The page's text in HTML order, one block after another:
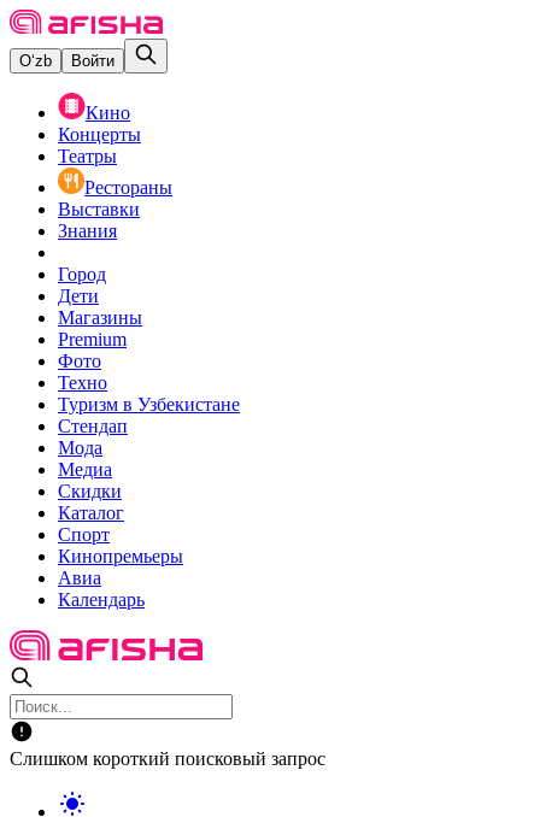
O‘zb Войти
Кино
Концерты
Театры
Рестораны
Выставки
Знания
Город
Дети
Магазины
Premium
Фото
Техно
Туризм в Узбекистане
Стендап
Мода
Медиа
Скидки
Каталог
Спорт
Кинопремьеры
Авиа
Календарь
Слишком короткий поисковый запрос